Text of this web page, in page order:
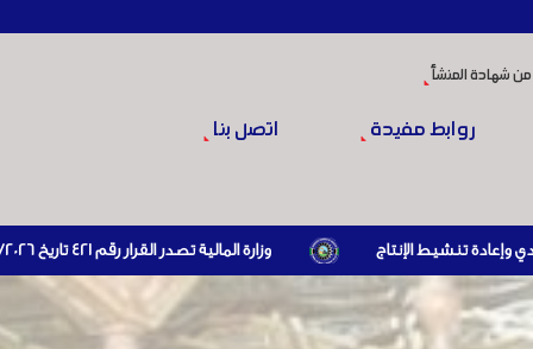
شهادة المنشأ
روابط مفيدة اتصل بنا
وزارة المالية تصدر القرار رقم 421 تاريخ 24/3/2026 المتضمن الزام المستوردين بإبراز براءة ذمة مالية سارية صادرة عن الهيئة العامة للضرائب والرسوم أو مديرياتها عند القيام بعمليات الاستيراد